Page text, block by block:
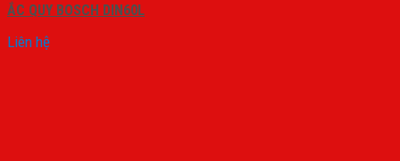
ẮC QUY BOSCH DIN60L
Liên hệ